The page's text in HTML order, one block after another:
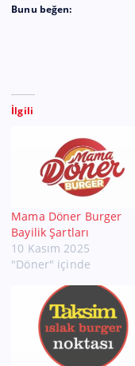
Bunu beğen:
İlgili
Mama Döner Burger
Bayilik Şartları
10 Kasım 2025
"Döner" içinde